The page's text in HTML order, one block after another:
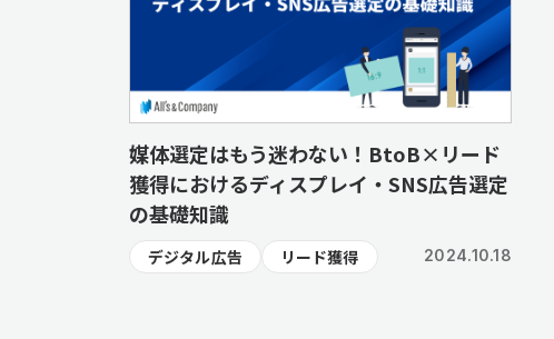
媒体選定はもう迷わない！BtoB×リード
獲得におけるディスプレイ・SNS広告選定
の基礎知識
デジタル広告 リード獲得 2024.10.18